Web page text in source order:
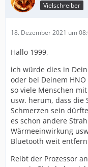
Vielschreiber
18. Dezember 2021 um
Hallo 1999,
ich würde dies in
oder bei Deinem
so viele Menschen
usw. herum, dass
Schmerzen sein
es schon andere
Wärmeeinwirkung
Bluetooth weit
Reibt der Prozessor